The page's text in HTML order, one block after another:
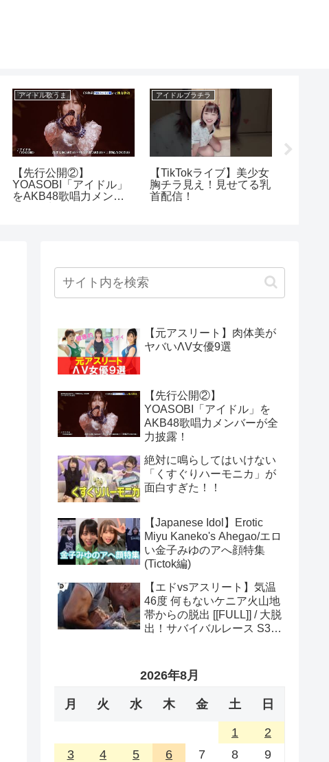
アイドル歌うま
【先行公開②】
YOASOBI「アイドル」
をAKB48歌唱力メンバ
アイドルブラチラ
【TikTokライブ】美少女
胸チラ見え！見せてる乳
首配信！
【元アスリート】肉体美が
ヤバいΛV女優9選
【先行公開②】
YOASOBI「アイドル」を
AKB48歌唱力メンバーが全
力披露！
絶対に鳴らしてはいけない
「くすぐりハーモニカ」が
面白すぎた！！
【Japanese Idol】Erotic
Miyu Kaneko's Ahegao/エロ
い金子みゆのアへ顔特集
(Tictok編)
【エドvsアスリート】気温
46度 何もないケニア火山地
帯からの脱出 [[FULL]] / 大脱
出！サバイバルレース S3
2026年8月
月 火 水 木 金 土 日
1
2
3
4 5 6 7 8
9